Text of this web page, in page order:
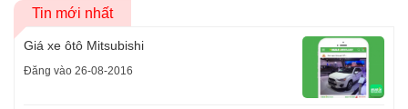
Tin mới nhất
Giá xe ôtô Mitsubishi
Đăng vào 26-08-2016